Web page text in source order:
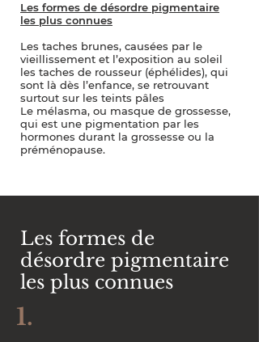
Les formes de désordre pigmentaire
les plus connues
Les taches brunes, causées par le
vieillissement et l’exposition au soleil
les taches de rousseur (éphélides), qui
sont là dès l’enfance, se retrouvant
surtout sur les teints pâles
Le mélasma, ou masque de grossesse,
qui est une pigmentation par les
hormones durant la grossesse ou la
préménopause.
Les formes de
désordre pigmentaire
les plus connues
1.